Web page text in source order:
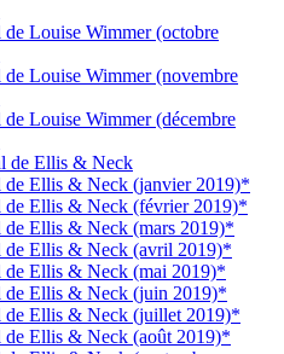
de Louise Wimmer (octobre
de Louise Wimmer (novembre
de Louise Wimmer (décembre
de Ellis & Neck
de Ellis & Neck (janvier 2019)*
de Ellis & Neck (février 2019)*
de Ellis & Neck (mars 2019)*
de Ellis & Neck (avril 2019)*
de Ellis & Neck (mai 2019)*
de Ellis & Neck (juin 2019)*
de Ellis & Neck (juillet 2019)*
de Ellis & Neck (août 2019)*